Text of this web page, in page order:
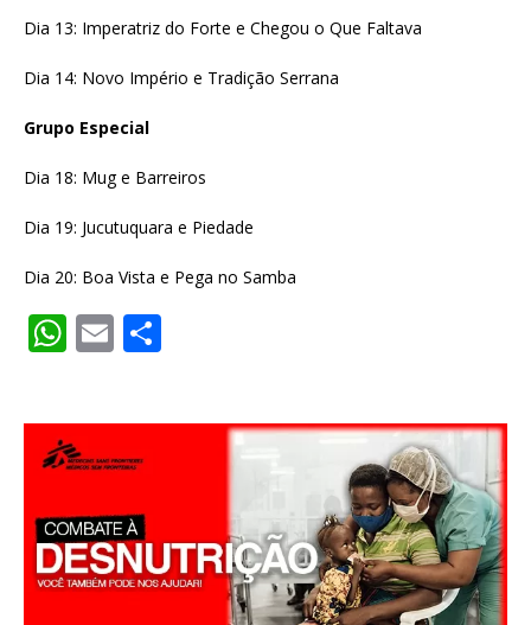
Dia 13: Imperatriz do Forte e Chegou o Que Faltava
Dia 14: Novo Império e Tradição Serrana
Grupo Especial
Dia 18: Mug e Barreiros
Dia 19: Jucutuquara e Piedade
Dia 20: Boa Vista e Pega no Samba
W
s
A
p
p
E
l